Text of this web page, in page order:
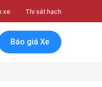
xe Thi sát hạch
Báo giá Xe